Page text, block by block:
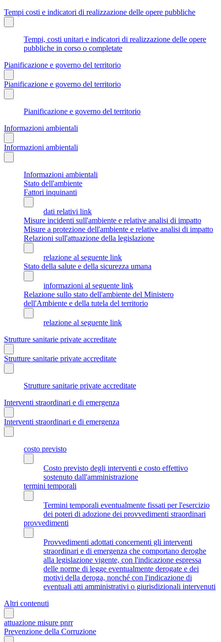
Tempi costi e indicatori di realizzazione delle opere pubbliche
Tempi, costi unitari e indicatori di realizzazione delle opere
pubbliche in corso o completate
Pianificazione e governo del territorio
Pianificazione e governo del territorio
Pianificazione e governo del territorio
Informazioni ambientali
Informazioni ambientali
Informazioni ambientali
Stato dell'ambiente
Fattori inquinanti
dati relativi link
Misure incidenti sull'ambiente e relative analisi di impatto
Misure a protezione dell'ambiente e relative analisi di impatto
Relazioni sull'attuazione della legislazione
relazione al seguente link
Stato della salute e della sicurezza umana
informazioni al seguente link
Relazione sullo stato dell'ambiente del Ministero
dell'Ambiente e della tutela del territorio
relazione al seguente link
Strutture sanitarie private accreditate
Strutture sanitarie private accreditate
Strutture sanitarie private accreditate
Interventi straordinari e di emergenza
Interventi straordinari e di emergenza
costo previsto
Costo previsto degli interventi e costo effettivo
sostenuto dall'amministrazione
termini temporali
Termini temporali eventualmente fissati per l'esercizio
dei poteri di adozione dei provvedimenti straordinari
provvedimenti
Provvedimenti adottati concernenti gli interventi
straordinari e di emergenza che comportano deroghe
alla legislazione vigente, con l'indicazione espressa
delle norme di legge eventualmente derogate e dei
motivi della deroga, nonché con l'indicazione di
eventuali atti amministrativi o giurisdizionali intervenuti
Altri contenuti
attuazione misure pnrr
Prevenzione della Corruzione